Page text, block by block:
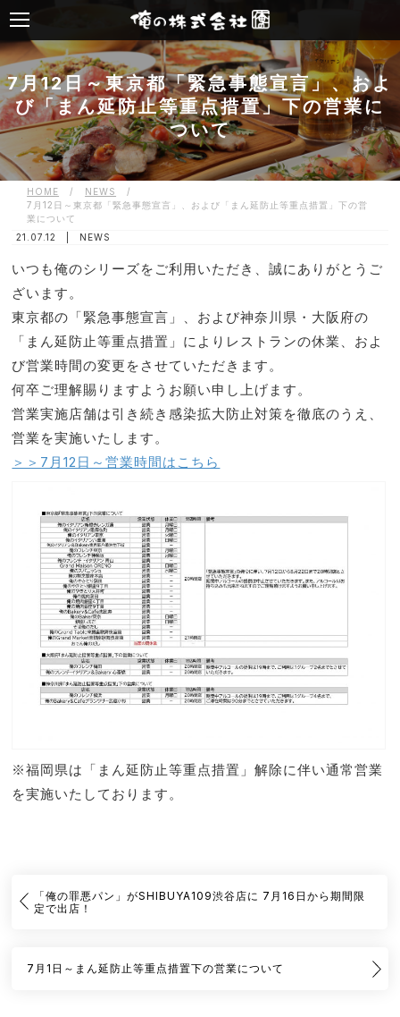
7月12日～東京都「緊急事態宣言」、およ
び「まん延防止等重点措置」下の営業に
ついて
HOME / NEWS
/
7月12日～東京都「緊急事態宣言」、および「まん延防止等重点措置」下の営
業について
21.07.12 |
NEWS
いつも俺のシリーズをご利用いただき、誠にありがとうご
ざいます。
東京都の「緊急事態宣言」、および神奈川県・大阪府の
「まん延防止等重点措置」によりレストランの休業、およ
び営業時間の変更をさせていただきます。
何卒ご理解賜りますようお願い申し上げます。
営業実施店舗は引き続き感染拡大防止対策を徹底のうえ、
営業を実施いたします。
＞＞7月12日～営業時間はこちら
※福岡県は「まん延防止等重点措置」解除に伴い通常営業
を実施いたしております。
「俺の罪悪パン」がSHIBUYA109渋谷店に 7月16日から期間限
定で出店！
7月1日～まん延防止等重点措置下の営業について